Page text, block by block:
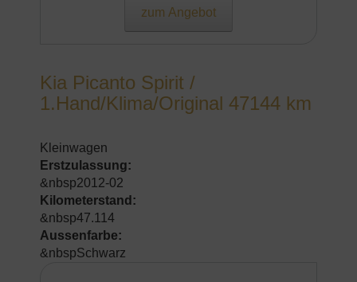
zum Angebot
Kia Picanto Spirit /
1.Hand/Klima/Original 47144 km
Kleinwagen
Erstzulassung:
&nbsp2012-02
Kilometerstand:
&nbsp47.114
Aussenfarbe:
&nbspSchwarz